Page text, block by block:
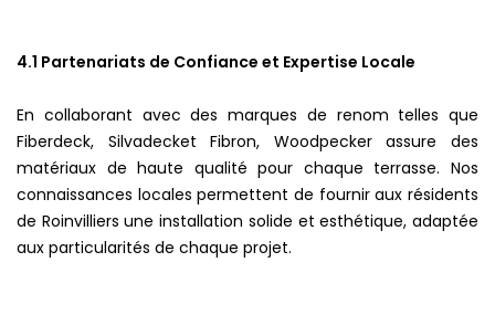
4.1 Partenariats de Confiance et Expertise Locale
En collaborant avec des marques de renom telles que
Fiberdeck, Silvadecket Fibron, Woodpecker assure des
matériaux de haute qualité pour chaque terrasse. Nos
connaissances locales permettent de fournir aux résidents
de Roinvilliers une installation solide et esthétique, adaptée
aux particularités de chaque projet.